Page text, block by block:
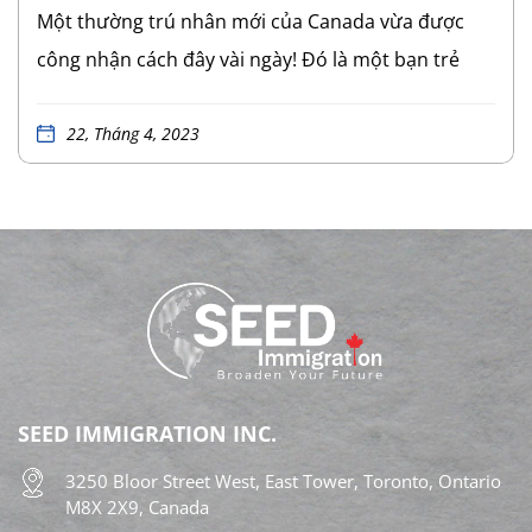
Một thường trú nhân mới của Canada vừa được
công nhận cách đây vài ngày! Đó là một bạn trẻ
profile Express Entry cho đến khi nhận PR. Đây thật
một du học sinh Canada. Sau khi tốt nghiệp, bạn
quyết định tìm việc làm, ở lại đất nước Canada và
tìm kiếm cơ hội định cư lâu dài. Biết cách cải thiện
điểm theo tiêu chí của hệ thống Express Entry,
cùng với nỗ lực của mình, bạn đã được rút thăm và
nhận thư mời nộp đơn xin thường trú theo chương
trình CEC. Với tâm thế sẵn sàng, cùng với sự
chuẩn […]
22, Tháng 4, 2023
SEED IMMIGRATION INC.
3250 Bloor Street West, East Tower, Toronto, Ontario
M8X 2X9, Canada